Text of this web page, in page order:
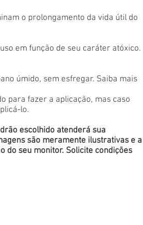
o prolongamento da vida útil do
em função de seu caráter atóxico.
úmido, sem esfregar. Saiba mais
para fazer a aplicação, mas caso
lo.
escolhido atenderá sua
são meramente ilustrativas e a
do seu monitor. Solicite condições